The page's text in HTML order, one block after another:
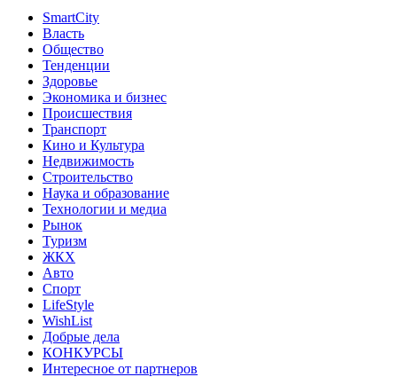
SmartCity
Власть
Общество
Тенденции
Здоровье
Экономика и бизнес
Происшествия
Транспорт
Кино и Культура
Недвижимость
Строительство
Наука и образование
Технологии и медиа
Рынок
Туризм
ЖКХ
Авто
Спорт
LifeStyle
WishList
Добрые дела
КОНКУРСЫ
Интересное от партнеров